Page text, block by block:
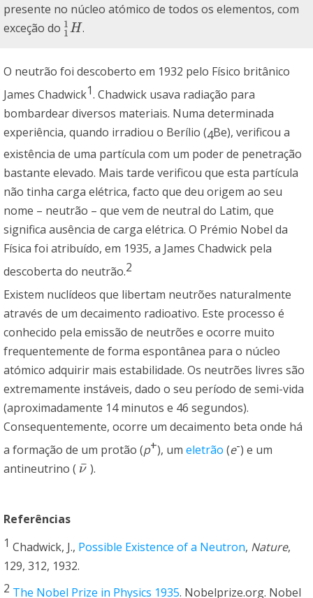
presente no núcleo atómico de todos os elementos, com
exceção do 1
1H
11H.
O neutrão foi descoberto em 1932 pelo Físico britânico
James Chadwick1. Chadwick usava radiação para
bombardear diversos materiais. Numa determinada
experiência, quando irradiou o Berílio (4Be), verificou a
existência de uma partícula com um poder de penetração
bastante elevado. Mais tarde verificou que esta partícula
não tinha carga elétrica, facto que deu origem ao seu
nome – neutrão – que vem de neutral do Latim, que
significa ausência de carga elétrica. O Prémio Nobel da
Física foi atribuído, em 1935, a James Chadwick pela
descoberta do neutrão.2
Existem nuclídeos que libertam neutrões naturalmente
através de um decaimento radioativo. Este processo é
conhecido pela emissão de neutrões e ocorre muito
frequentemente de forma espontânea para o núcleo
atómico adquirir mais estabilidade. Os neutrões livres são
extremamente instáveis, dado o seu período de semi-vida
(aproximadamente 14 minutos e 46 segundos).
Consequentemente, ocorre um decaimento beta onde há
a formação de um protão (p+), um eletrão (e-) e um
antineutrino ( ν
¯
ν¯).
Referências
1 Chadwick, J., Possible Existence of a Neutron, Nature,
129, 312, 1932.
2 The Nobel Prize in Physics 1935. Nobelprize.org. Nobel